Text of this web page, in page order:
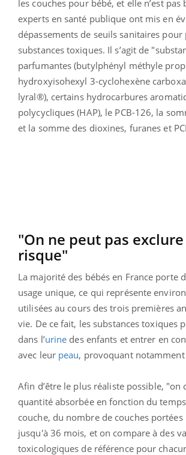
les couches pour bébé, et elle n’est pas
experts en santé publique ont mis en
dépassements de seuils sanitaires pour
substances toxiques. Il s’agit de
parfumantes (butylphényl méthyle
hydroxyisohexyl 3-cyclohexène
lyral®), certains hydrocarbures
polycycliques (HAP), le PCB-126, la
et la somme des dioxines, furanes et
"On ne peut pas
risque"
La majorité des bébés en France porte
usage unique, ce qui représente
utilisées au cours des trois premières
vie. De ce fait, les substances toxiques
dans l’urine des enfants et entrer en
avec leur peau, provoquant
Afin d’être le plus réaliste possible, "on
quantité absorbée en fonction du
couche, du nombre de couches portées
jusqu'à 36 mois, et on compare à des
toxicologiques de référence pour